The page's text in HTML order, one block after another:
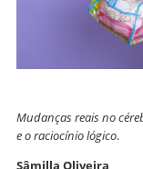
Mudanças reais no
e o raciocínio lógico.
Sâmilla Oliveira